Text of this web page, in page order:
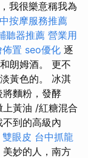
我很樂意稱我為
按摩服務推薦
聽器推薦 營業用
置 seo優化 逐
朗姆酒。 更不
黃色的。 冰淇
麵粉，發酵
黃油 /紅糖混合
到的高級內
雙眼皮 台中抓龍
妙的人，南方